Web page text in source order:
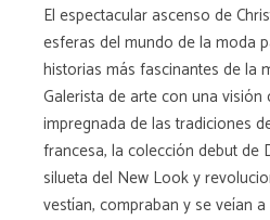
El espectacular ascenso de
esferas del mundo de la moda
historias más fascinantes de la
Galerista de arte con una
impregnada de las tradiciones
francesa, la colección debut de
silueta del New Look y
vestían, compraban y se veían